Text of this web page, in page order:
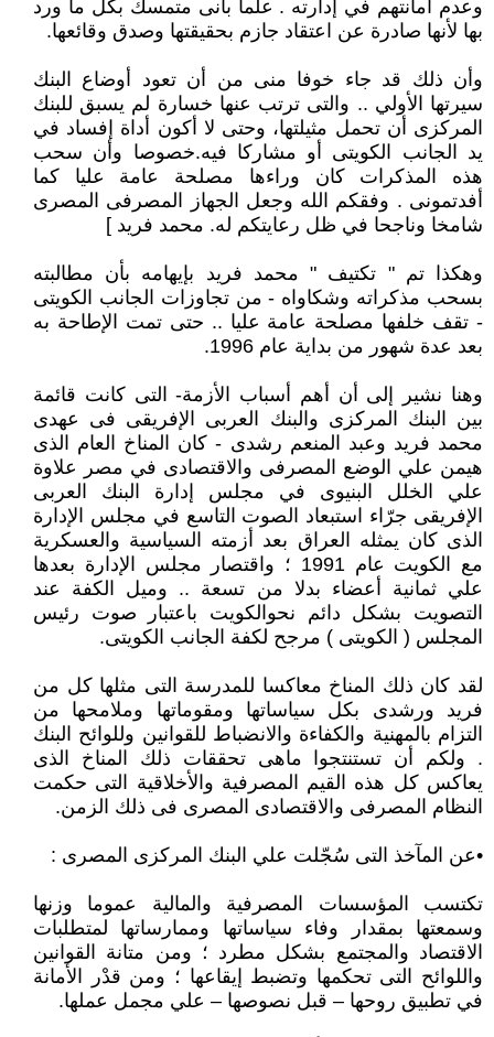
وعدم أمانتهم في إدارته . علما بأنى متمسك بكل ما ورد
بها لأنها صادرة عن اعتقاد جازم بحقيقتها وصدق وقائعها.
وأن ذلك قد جاء خوفا منى من أن تعود أوضاع البنك
سيرتها الأولي .. والتى ترتب عنها خسارة لم يسبق للبنك
المركزى أن تحمل مثيلتها، وحتى لا أكون أداة إفساد في
يد الجانب الكويتى أو مشاركا فيه.خصوصا وأن سحب
هذه المذكرات كان وراءها مصلحة عامة عليا كما
أفدتمونى . وفقكم الله وجعل الجهاز المصرفى المصرى
شامخا وناجحا في ظل رعايتكم له. محمد فريد ]
وهكذا تم " تكتيف " محمد فريد بإيهامه بأن مطالبته
بسحب مذكراته وشكاواه - من تجاوزات الجانب الكويتى
- تقف خلفها مصلحة عامة عليا .. حتى تمت الإطاحة به
بعد عدة شهور من بداية عام 1996.
وهنا نشير إلى أن أهم أسباب الأزمة- التى كانت قائمة
بين البنك المركزى والبنك العربى الإفريقى فى عهدى
محمد فريد وعبد المنعم رشدى - كان المناخ العام الذى
هيمن علي الوضع المصرفى والاقتصادى في مصر علاوة
علي الخلل البنيوى في مجلس إدارة البنك العربى
الإفريقى جرّاء استبعاد الصوت التاسع في مجلس الإدارة
الذى كان يمثله العراق بعد أزمته السياسية والعسكرية
مع الكويت عام 1991 ؛ واقتصار مجلس الإدارة بعدها
علي ثمانية أعضاء بدلا من تسعة .. وميل الكفة عند
التصويت بشكل دائم نحوالكويت باعتبار صوت رئيس
المجلس ( الكويتى ) مرجح لكفة الجانب الكويتى.
لقد كان ذلك المناخ معاكسا للمدرسة التى مثلها كل من
فريد ورشدى بكل سياساتها ومقوماتها وملامحها من
التزام بالمهنية والكفاءة والانضباط للقوانين وللوائح البنك
. ولكم أن تستنتجوا ماهى تحققات ذلك المناخ الذى
يعاكس كل هذه القيم المصرفية والأخلاقية التى حكمت
النظام المصرفى والاقتصادى المصرى فى ذلك الزمن.
•عن المآخذ التى سُجّلت علي البنك المركزى المصرى :
تكتسب المؤسسات المصرفية والمالية عموما وزنها
وسمعتها بمقدار وفاء سياساتها وممارساتها لمتطلبات
الاقتصاد والمجتمع بشكل مطرد ؛ ومن متانة القوانين
واللوائح التى تحكمها وتضبط إيقاعها ؛ ومن قدْر الأمانة
في تطبيق روحها – قبل نصوصها – علي مجمل عملها.